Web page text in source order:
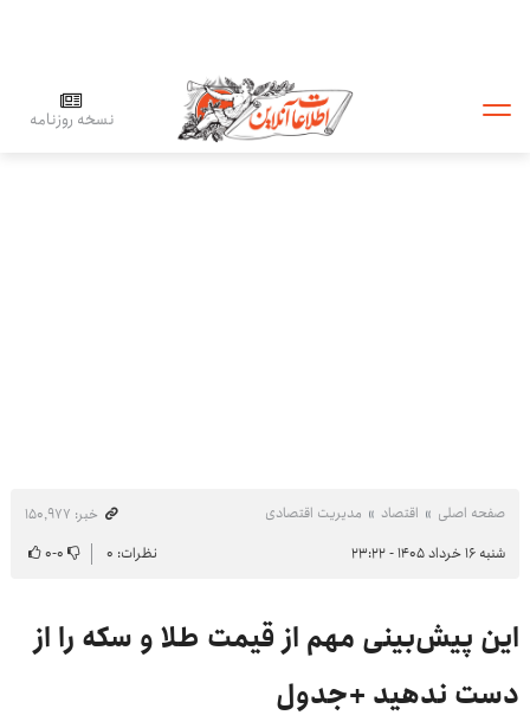
نسخه روزنامه
صفحه اصلی اقتصاد مدیریت اقتصادی
خبر: ۱۵۰٬۹۷۷
شنبه ۱۶ خرداد ۱۴۰۵ - ۲۳:۲۲
نظرات: ۰ ۰-۰
این پیش‌بینی مهم از قیمت طلا و سکه را از
دست ندهید +جدول